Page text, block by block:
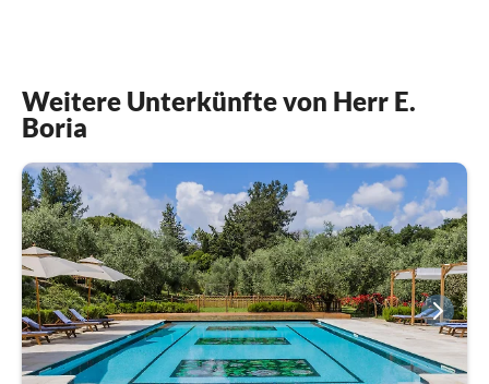
Weitere Unterkünfte von Herr E.
Boria